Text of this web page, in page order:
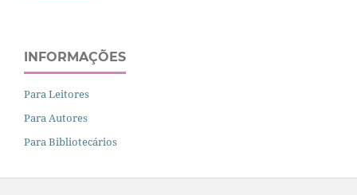
INFORMAÇÕES
Para Leitores
Para Autores
Para Bibliotecários